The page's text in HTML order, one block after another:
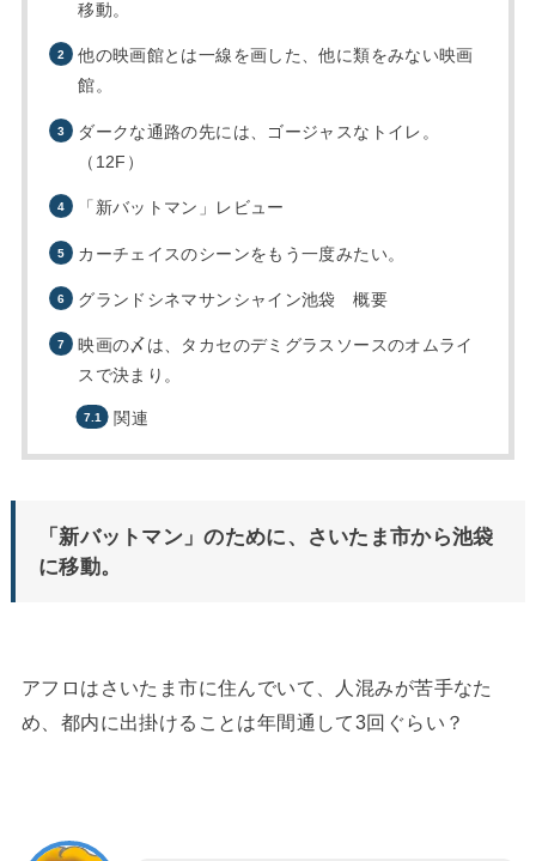
移動。
他の映画館とは一線を画した、他に類をみない映画
館。
ダークな通路の先には、ゴージャスなトイレ。
（12F）
「新バットマン」レビュー
カーチェイスのシーンをもう一度みたい。
グランドシネマサンシャイン池袋 概要
映画の〆は、タカセのデミグラスソースのオムライ
スで決まり。
関連
「新バットマン」のために、さいたま市から池袋
に移動。
アフロはさいたま市に住んでいて、人混みが苦手なた
め、都内に出掛けることは年間通して3回ぐらい？